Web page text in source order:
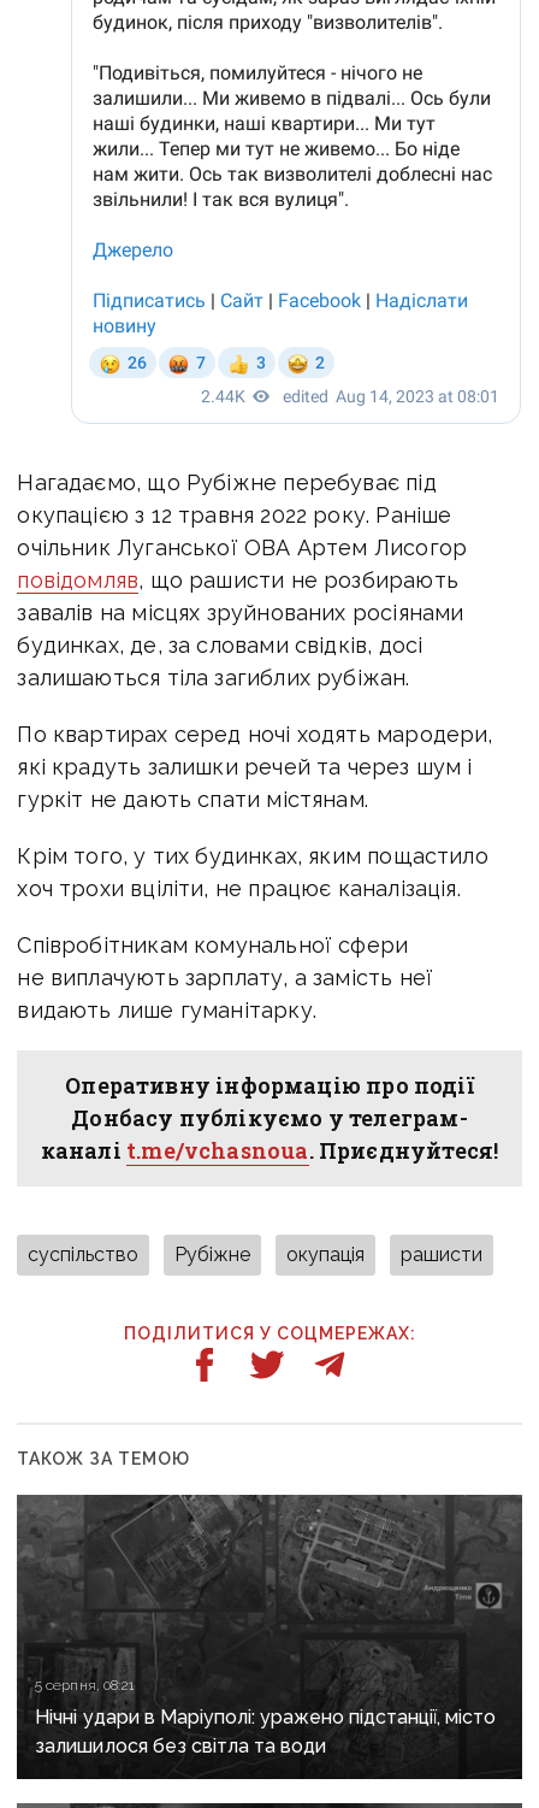
Нагадаємо, що Рубіжне перебуває під
окупацією з 12 травня 2022 року. Раніше
очільник Луганської ОВА Артем Лисогор
повідомляв, що рашисти не розбирають
завалів на місцях зруйнованих росіянами
будинках, де, за словами свідків, досі
залишаються тіла загиблих рубіжан.
По квартирах серед ночі ходять мародери,
які крадуть залишки речей та через шум і
гуркіт не дають спати містянам.
Крім того, у тих будинках, яким пощастило
хоч трохи вціліти, не працює каналізація.
Співробітникам комунальної сфери
не виплачують зарплату, а замість неї
видають лише гуманітарку.
Оперативну інформацію про події
Донбасу публікуємо у телеграм-
каналі t.me/vchasnoua. Приєднуйтеся!
суспільство Рубіжне окупація рашисти
ПОДІЛИТИСЯ У СОЦМЕРЕЖАХ:
ТАКОЖ ЗА ТЕМОЮ
5 серпня, 08:21
Нічні удари в Маріуполі: уражено підстанції, місто
залишилося без світла та води